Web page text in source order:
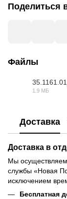
Поделиться
Файлы
1.9 МБ
Доставка
Доставка в
Мы осуществляем
службы «Новая
исключением
Бесплатная